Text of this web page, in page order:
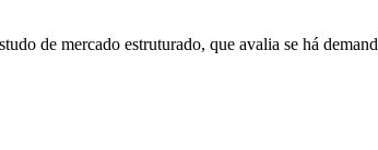
de mercado estruturado, que avalia se há